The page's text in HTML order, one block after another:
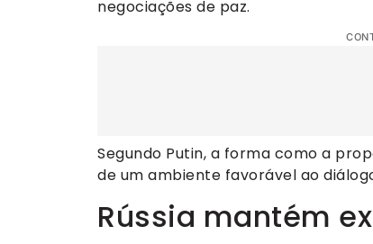
negociações de paz.
Segundo Putin, a forma como a
de um ambiente favorável ao
Rússia mantém